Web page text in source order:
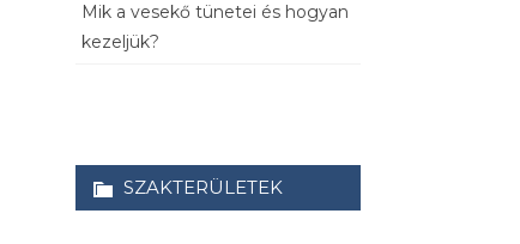
Mik a vesekő tünetei és hogyan
kezeljük?
SZAKTERÜLETEK